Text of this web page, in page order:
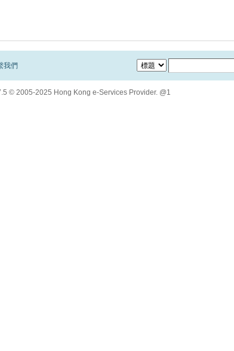
我們
© 2005-2025 Hong Kong e-Services Provider. @1